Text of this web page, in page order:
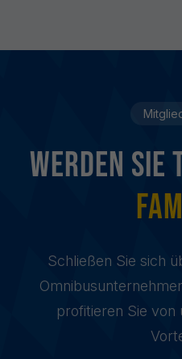
Werden sie
Schließen Sie sich
profitieren Sie von